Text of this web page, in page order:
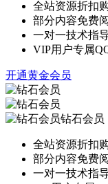
全站资源折扣
部分内容免费
一对一技术指
VIP用户专属
开通黄金会员
钻石会员
全站资源折扣
部分内容免费
一对一技术指